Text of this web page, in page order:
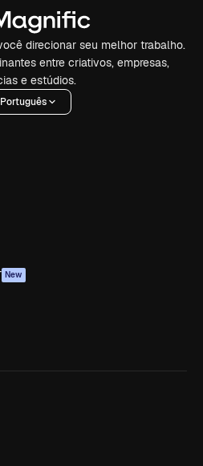
direcionar seu melhor trabalho.
entre criativos, empresas,
e estúdios.
Português
New